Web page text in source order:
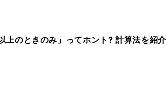
上のときのみ」ってホント? 計算法を紹介